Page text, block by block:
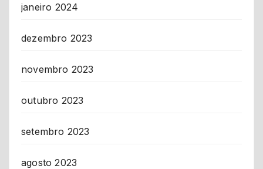
janeiro 2024
dezembro 2023
novembro 2023
outubro 2023
setembro 2023
agosto 2023